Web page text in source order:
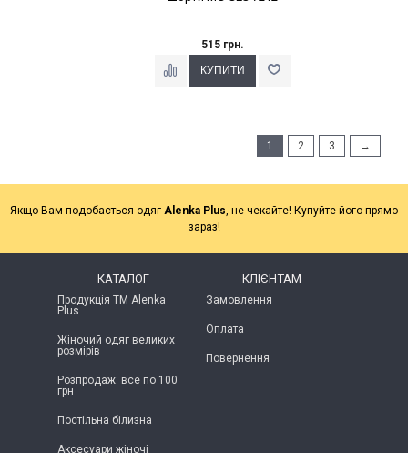
515 грн.
1 2 3 →
Якщо Вам подобається одяг Alenka Plus , не чекайте! Купуйте його прямо
зараз!
КАТАЛОГ
Продукція ТМ Alenka
Plus
Жіночий одяг великих
розмірів
Розпродаж: все по 100
грн
Постільна білизна
Аксесуари жіночі
КЛІЄНТАМ
Замовлення
Оплата
Повернення